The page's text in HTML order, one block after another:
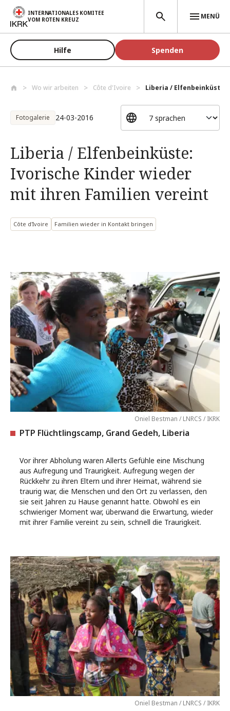
Direkt zum Inhalt
INTERNATIONALES KOMITEE
VOM ROTEN KREUZ
MENÜ
Hilfe Spenden
Wo wir arbeiten Côte d'Ivoire Liberia / Elfenbeinküste:
Fotogalerie 24-03-2016
Liberia / Elfenbeinküste:
Ivorische Kinder wieder
mit ihren Familien vereint
Côte d'Ivoire Familien wieder in Kontakt bringen
Oniel Bestman / LNRCS / IKRK
PTP Flüchtlingscamp, Grand Gedeh, Liberia
Vor ihrer Abholung waren Allerts Gefühle eine Mischung
aus Aufregung und Traurigkeit. Aufregung wegen der
Rückkehr zu ihren Eltern und ihrer Heimat, während sie
traurig war, die Menschen und den Ort zu verlassen, den
sie seit Jahren zu Hause genannt hatte. Obwohl es ein
schwieriger Moment war, überwand die Erwartung, wieder
mit ihrer Familie vereint zu sein, schnell die Traurigkeit.
Oniel Bestman / LNRCS / IKRK